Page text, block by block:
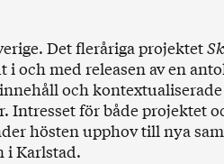
Det fleråriga projektet
och med releasen av en
och kontextualiserade
Intresset för både projektet
hösten upphov till nya
i Karlstad.